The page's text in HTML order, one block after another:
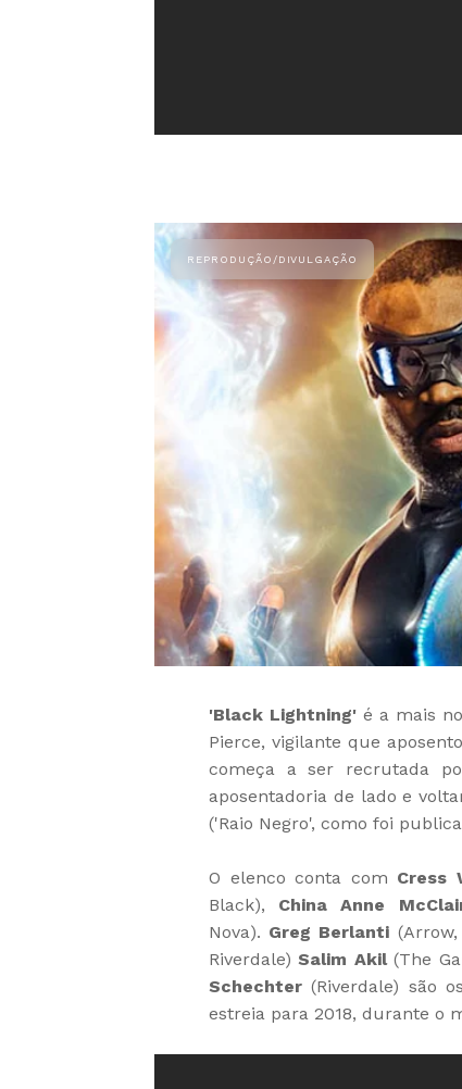
'Black Lightning' é a mais
Pierce, vigilante que
começa a ser recrutada
aposentadoria de lado e
('Raio Negro', como foi
O elenco conta com Cress
Black), China Anne
Nova). Greg Berlanti
Riverdale)Salim Akil(The
Schechter (Riverdale) são
estreia para 2018, durante o